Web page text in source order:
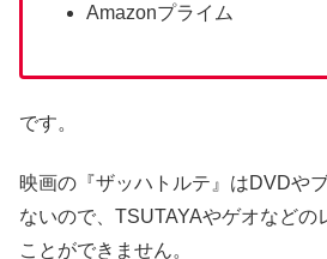
Amazonプライム
です。
映画の『ザッハトルテ』はDVDや
ないので、TSUTAYAやゲオなどの
ことができません。